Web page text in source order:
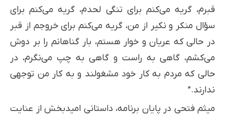
قبرم، گریه می‌کنم برای تنگی لحدم، گریه می‌کنم برای
سؤال منکر و نکیر از من، گریه می‌کنم برای خروجم از قبر
در حالی که عریان و خوار هستم، بار گناهانم را بر دوش
می‌کشم، گاهی به راست و گاهی به چپ می‌نگرم، در
حالی که مردم به کار خود مشغولند و به کار من توجهی
ندارند.”
میثم فتحی در پایان برنامه، داستانی امیدبخش از عنایت